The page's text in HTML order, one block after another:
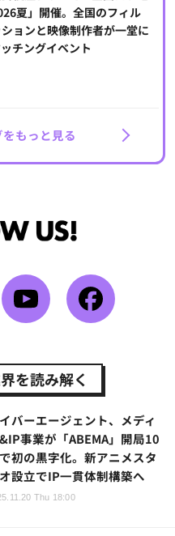
夏」開催。全国のフィル
ョンと映像制作者が一堂に
チングイベント
もっと見る
を読み解く
バーエージェント、メディ
事業が「ABEMA」開局10
初の黒字化。新アニメスタ
設立でIP一貫体制構築へ
Thu 18:00